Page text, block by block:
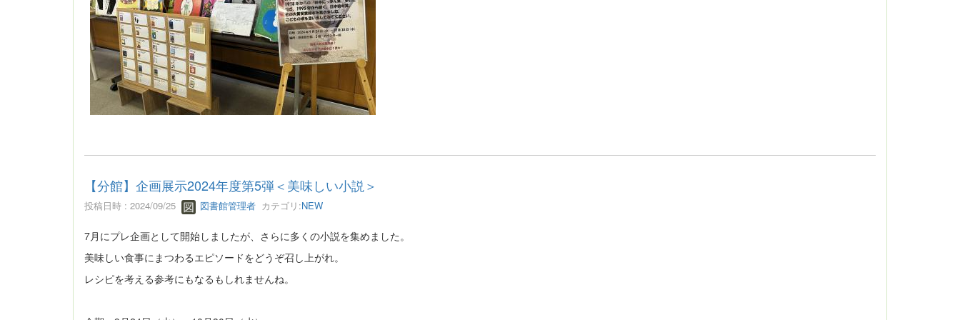
【分館】企画展示2024年度第5弾＜美味しい小説＞
投稿日時 : 2024/09/25 図書館管理者 カテゴリ:NEW
7月にプレ企画として開始しましたが、さらに多くの小説を集めました。
美味しい食事にまつわるエピソードをどうぞ召し上がれ。
レシピを考える参考にもなるもしれませんね。